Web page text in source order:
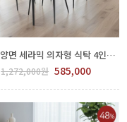
셀레네 양면 세라믹 의자형 식탁 4인용/ 6인용 세트 700-233
1,272,000원 585,000